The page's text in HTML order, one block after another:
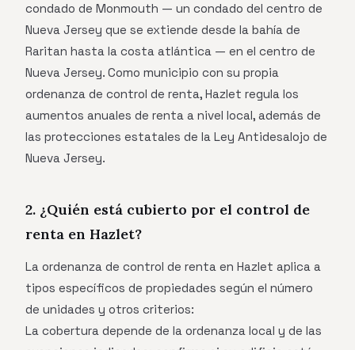
condado de Monmouth — un condado del centro de
Nueva Jersey que se extiende desde la bahía de
Raritan hasta la costa atlántica — en el centro de
Nueva Jersey. Como municipio con su propia
ordenanza de control de renta, Hazlet regula los
aumentos anuales de renta a nivel local, además de
las protecciones estatales de la Ley Antidesalojo de
Nueva Jersey.
2. ¿Quién está cubierto por el control de
renta en Hazlet?
La ordenanza de control de renta en Hazlet aplica a
tipos específicos de propiedades según el número
de unidades y otros criterios:
La cobertura depende de la ordenanza local y de las